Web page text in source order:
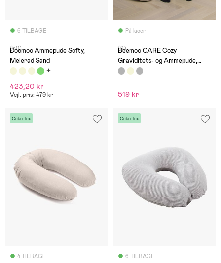
6 TILBAGE
(50)
Doomoo Ammepude Softy,
Melerad Sand
423,20 kr
Vejl. pris: 479 kr
På lager
(9)
Beemoo CARE Cozy
Graviditets- og Ammepude,
Hearted Grey
519 kr
Oeko-Tex
4 TILBAGE
Oeko-Tex
6 TILBAGE